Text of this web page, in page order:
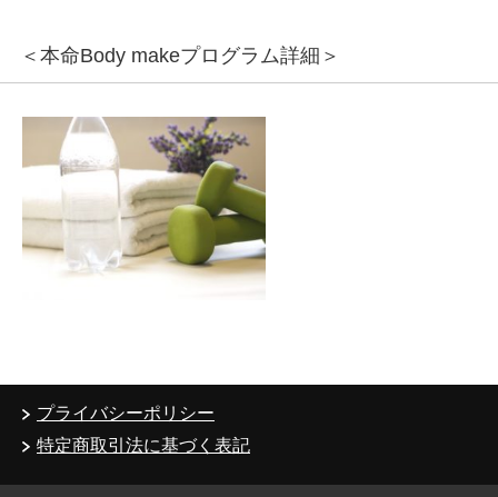
＜本命Body makeプログラム詳細＞
プライバシーポリシー
特定商取引法に基づく表記